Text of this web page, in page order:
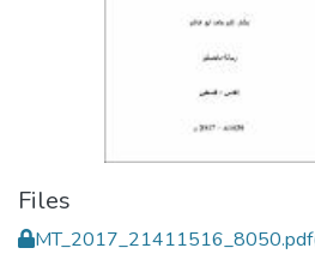
Files
MT_2017_21411516_8050.pdf